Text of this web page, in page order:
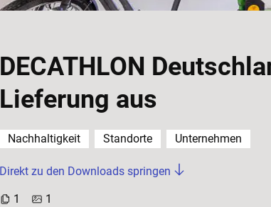
DECATHLON
Lieferung aus
Nachhaltigkeit Standorte Unternehmen
Direkt zu den Downloads springen
1 1